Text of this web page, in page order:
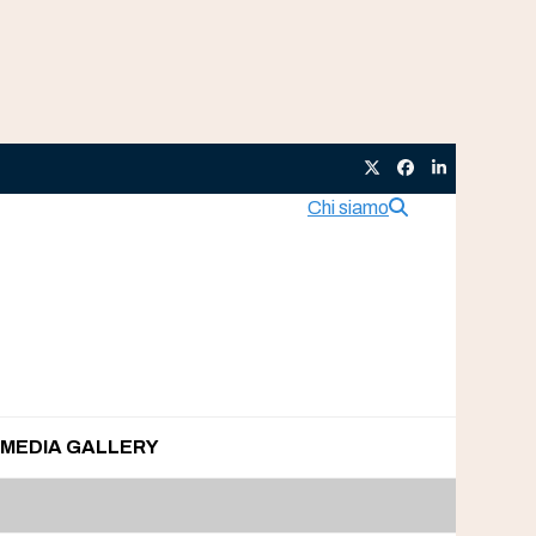
TwitterFacebook
LinkedIn
Chi siamo
MEDIA GALLERY